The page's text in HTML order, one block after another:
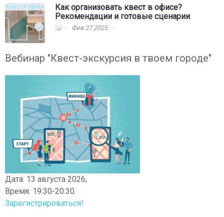
Как организовать квест в офисе?
Рекомендации и готовые сценарии
Фев 27,2025
Вебинар "Квест-экскурсия в твоем городе"
Дата: 13 августа 2026;
Время: 19:30-20:30.
Зарегистрироваться!